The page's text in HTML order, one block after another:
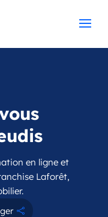
en ligne et
Laforêt,